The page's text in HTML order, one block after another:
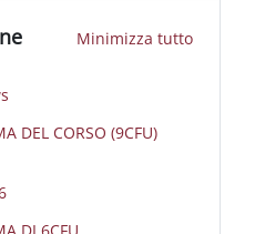
Minimizza tutto
DEL CORSO (9CFU)File